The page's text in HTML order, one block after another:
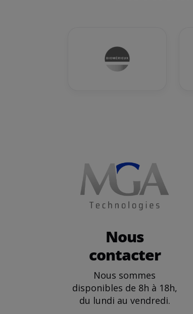
Nous
contacter
Nous sommes
disponibles de 8h à 18h,
du lundi au vendredi.